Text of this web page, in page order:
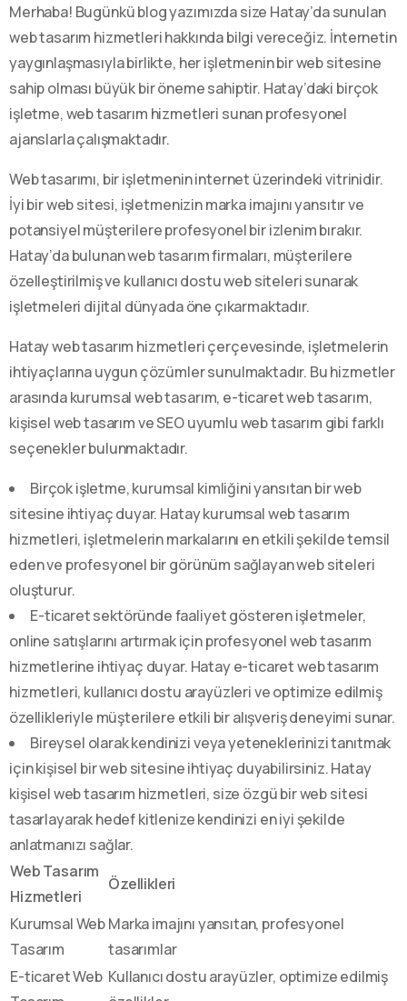
Merhaba! Bugünkü blog yazımızda size Hatay’da sunulan
web tasarım hizmetleri hakkında bilgi vereceğiz. İnternetin
yaygınlaşmasıyla birlikte, her işletmenin bir web sitesine
sahip olması büyük bir öneme sahiptir. Hatay’daki birçok
işletme, web tasarım hizmetleri sunan profesyonel
ajanslarla çalışmaktadır.
Web tasarımı, bir işletmenin internet üzerindeki vitrinidir.
İyi bir web sitesi, işletmenizin marka imajını yansıtır ve
potansiyel müşterilere profesyonel bir izlenim bırakır.
Hatay’da bulunan web tasarım firmaları, müşterilere
özelleştirilmiş ve kullanıcı dostu web siteleri sunarak
işletmeleri dijital dünyada öne çıkarmaktadır.
Hatay web tasarım hizmetleri çerçevesinde, işletmelerin
ihtiyaçlarına uygun çözümler sunulmaktadır. Bu hizmetler
arasında kurumsal web tasarım, e-ticaret web tasarım,
kişisel web tasarım ve SEO uyumlu web tasarım gibi farklı
seçenekler bulunmaktadır.
Birçok işletme, kurumsal kimliğini yansıtan bir web
sitesine ihtiyaç duyar. Hatay kurumsal web tasarım
hizmetleri, işletmelerin markalarını en etkili şekilde temsil
eden ve profesyonel bir görünüm sağlayan web siteleri
oluşturur.
E-ticaret sektöründe faaliyet gösteren işletmeler,
online satışlarını artırmak için profesyonel web tasarım
hizmetlerine ihtiyaç duyar. Hatay e-ticaret web tasarım
hizmetleri, kullanıcı dostu arayüzleri ve optimize edilmiş
özellikleriyle müşterilere etkili bir alışveriş deneyimi sunar.
Bireysel olarak kendinizi veya yeteneklerinizi tanıtmak
için kişisel bir web sitesine ihtiyaç duyabilirsiniz. Hatay
kişisel web tasarım hizmetleri, size özgü bir web sitesi
tasarlayarak hedef kitlenize kendinizi en iyi şekilde
anlatmanızı sağlar.
Web Tasarım
Hizmetleri
Özellikleri
Kurumsal Web
Tasarım
Marka imajını yansıtan, profesyonel
tasarımlar
E-ticaret Web Kullanıcı dostu arayüzler, optimize edilmiş